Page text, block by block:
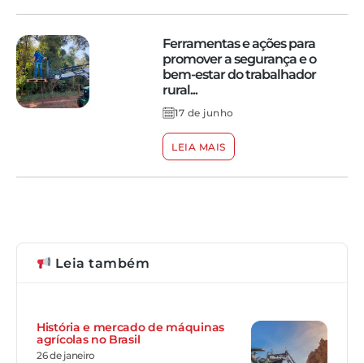
Ferramentas e ações para
promover a segurança e o
bem-estar do trabalhador
rural...
17 de junho
LEIA MAIS
Leia também
História e mercado de máquinas
agrícolas no Brasil
26 de janeiro